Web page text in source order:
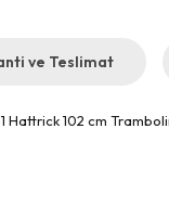
ve Teslimat
Hattrick 102 cm